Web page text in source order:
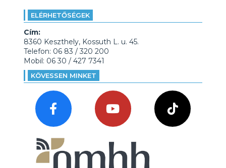
ELÉRHETŐSÉGEK
Cím:
8360 Keszthely, Kossuth L. u. 45.
Telefon: 06 83 / 320 200
Mobil: 06 30 / 427 7341
KÖVESSEN MINKET